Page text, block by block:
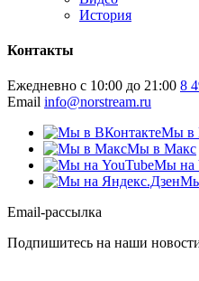
История
Контакты
Ежедневно с 10:00 до 21:00 8
Email info@norstream.ru
Мы в
Мы в Макс
Мы на
Мы
Email-рассылка
Подпишитесь на наши